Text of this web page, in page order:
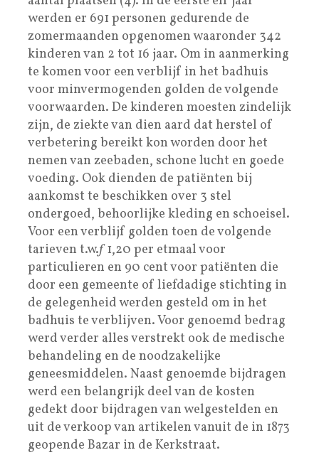
werden er 691 personen gedurende de
zomermaanden opgenomen waaronder 342
kinderen van 2 tot 16 jaar. Om in aanmerking
te komen voor een verblijf in het badhuis
voor minvermogenden golden de volgende
voorwaarden. De kinderen moesten zindelijk
zijn, de ziekte van dien aard dat herstel of
verbetering bereikt kon worden door het
nemen van zeebaden, schone lucht en goede
voeding. Ook dienden de patiënten bij
aankomst te beschikken over 3 stel
ondergoed, behoorlijke kleding en schoeisel.
Voor een verblijf golden toen de volgende
tarieven t.w.ƒ 1,20 per etmaal voor
particulieren en 90 cent voor patiënten die
door een gemeente of liefdadige stichting in
de gelegenheid werden gesteld om in het
badhuis te verblijven. Voor genoemd bedrag
werd verder alles verstrekt ook de medische
behandeling en de noodzakelijke
geneesmiddelen. Naast genoemde bijdragen
werd een belangrijk deel van de kosten
gedekt door bijdragen van welgestelden en
uit de verkoop van artikelen vanuit de in 1873
geopende Bazar in de Kerkstraat.